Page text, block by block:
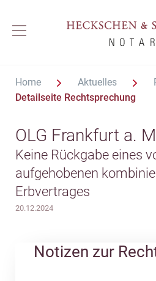
Home Aktuelles
Detailseite Rechtsprechung
OLG Frankfurt a.
Keine Rückgabe eines
aufgehobenen
Erbvertrages
20.12.2024
Notizen zur